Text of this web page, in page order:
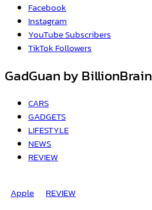
Facebook
Instagram
YouTubeSubscribers
TikTok Followers
GadGuan by BillionBrain
CARS
GADGETS
LIFESTYLE
NEWS
REVIEW
Apple REVIEW